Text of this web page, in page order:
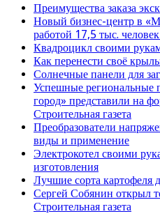
Преимущества заказа
Новый бизнес-центр в
работой 17,5 тыс.
Квадроцикл своими
Как перенести своё
Солнечные панели для
Успешные региональные
город» представили на
Строительная газета
Преобразователи
виды и применение
Электрокотел своими
изготовления
Лучшие сорта картофеля
Сергей Собянин открыл
Строительная газета